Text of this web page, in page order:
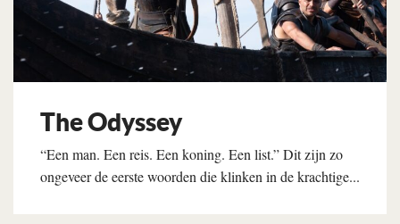
The Odyssey
“Een man. Een reis. Een koning. Een list.” Dit zijn zo
ongeveer de eerste woorden die klinken in de krachtige...